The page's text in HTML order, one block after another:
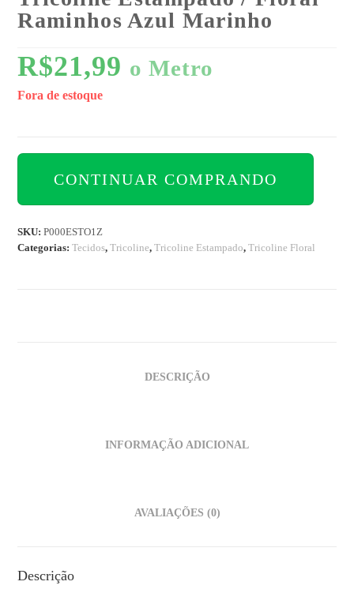
Raminhos Azul Marinho
R$21,99 o Metro
Fora de estoque
CONTINUAR COMPRANDO
SKU:P000ESTO1Z
Categorias:Tecidos,Tricoline,Tricoline Estampado,Tricoline Floral
DESCRIÇÃO
INFORMAÇÃO ADICIONAL
AVALIAÇÕES (0)
Descrição